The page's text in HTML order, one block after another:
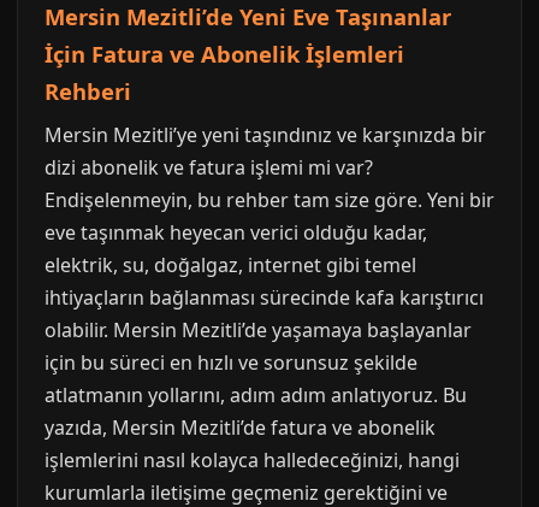
Mersin Mezitli’de Yeni Eve Taşınanlar
İçin Fatura ve Abonelik İşlemleri
Rehberi
Mersin Mezitli’ye yeni taşındınız ve karşınızda bir
dizi abonelik ve fatura işlemi mi var?
Endişelenmeyin, bu rehber tam size göre. Yeni bir
eve taşınmak heyecan verici olduğu kadar,
elektrik, su, doğalgaz, internet gibi temel
ihtiyaçların bağlanması sürecinde kafa karıştırıcı
olabilir. Mersin Mezitli’de yaşamaya başlayanlar
için bu süreci en hızlı ve sorunsuz şekilde
atlatmanın yollarını, adım adım anlatıyoruz. Bu
yazıda, Mersin Mezitli’de fatura ve abonelik
işlemlerini nasıl kolayca halledeceğinizi, hangi
kurumlarla iletişime geçmeniz gerektiğini ve